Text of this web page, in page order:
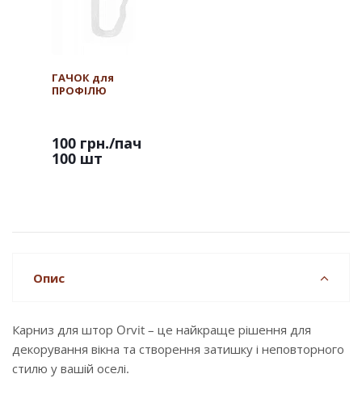
ГАЧОК для
ПРОФІЛЮ
100 грн./пач
100 шт
Опис
Карниз для штор Orvit – це найкраще рішення для
декорування вікна та створення затишку і неповторного
стилю у вашій оселі.